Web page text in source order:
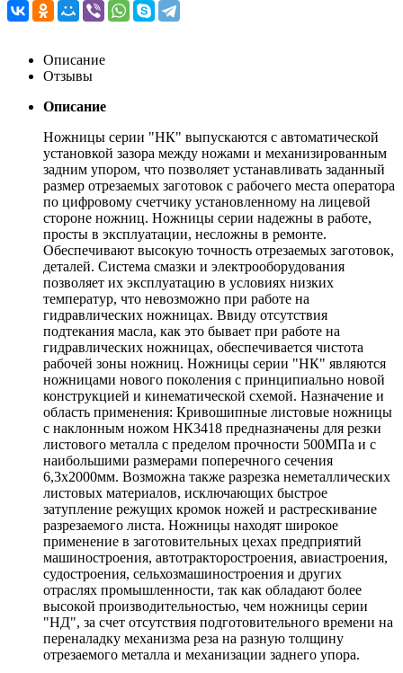
Описание
Отзывы
Описание
Ножницы серии "НК" выпускаются с автоматической
установкой зазора между ножами и механизированным
задним упором, что позволяет устанавливать заданный
размер отрезаемых заготовок с рабочего места оператора
по цифровому счетчику установленному на лицевой
стороне ножниц. Ножницы серии надежны в работе,
просты в эксплуатации, несложны в ремонте.
Обеспечивают высокую точность отрезаемых заготовок,
деталей. Система смазки и электрооборудования
позволяет их эксплуатацию в условиях низких
температур, что невозможно при работе на
гидравлических ножницах. Ввиду отсутствия
подтекания масла, как это бывает при работе на
гидравлических ножницах, обеспечивается чистота
рабочей зоны ножниц. Ножницы серии "НК" являются
ножницами нового поколения с принципиально новой
конструкцией и кинематической схемой. Назначение и
область применения: Кривошипные листовые ножницы
с наклонным ножом НК3418 предназначены для резки
листового металла с пределом прочности 500МПа и с
наибольшими размерами поперечного сечения
6,3х2000мм. Возможна также разрезка неметаллических
листовых материалов, исключающих быстрое
затупление режущих кромок ножей и растрескивание
разрезаемого листа. Ножницы находят широкое
применение в заготовительных цехах предприятий
машиностроения, автотракторостроения, авиастроения,
судостроения, сельхозмашиностроения и других
отраслях промышленности, так как обладают более
высокой производительностью, чем ножницы серии
"НД", за счет отсутствия подготовительного времени на
переналадку механизма реза на разную толщину
отрезаемого металла и механизации заднего упора.